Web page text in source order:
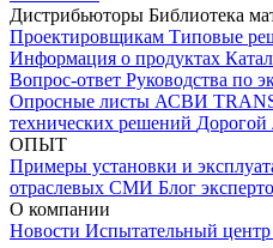
Дистрибьюторы Библиотека
Проектировщикам Типовые
Информация о продуктах
Вопрос-ответ Руководства по
Опросные листы АСВИ
технических решений Дорогой
ОПЫТ
Примеры установки и
отраслевых СМИ Блог
О компании
Новости Испытательный центр